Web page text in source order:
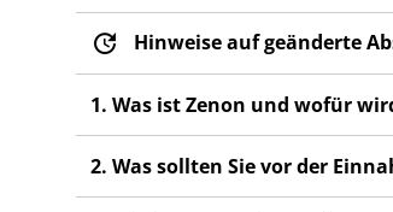
Hinweise auf geänderte
1. Was ist Zenon und wofür
2. Was sollten Sie vor der